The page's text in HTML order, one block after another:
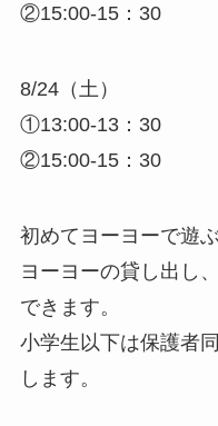
②15:00-15：30
8/24（土）
①13:00-13：30
②15:00-15：30
初めてヨーヨーで遊
ヨーヨーの貸し出し
できます。
小学生以下は保護者
します。